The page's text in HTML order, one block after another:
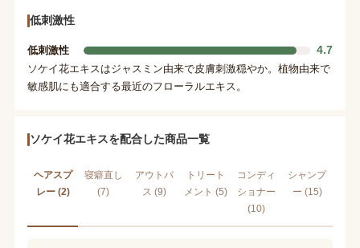
低刺激性
低刺激性 4.7
ソケイ花エキスはジャスミン由来で皮膚刺激穏やか。植物由来で
敏感肌にも適合する最近のフローラルエキス。
ソケイ花エキスを配合した商品一覧
ヘアスプ
レー (2)
寝癖直し
(7)
アウトバ
ス (9)
トリート
メント (5)
コンディ
ショナー
(10)
シャンプ
ー (15)